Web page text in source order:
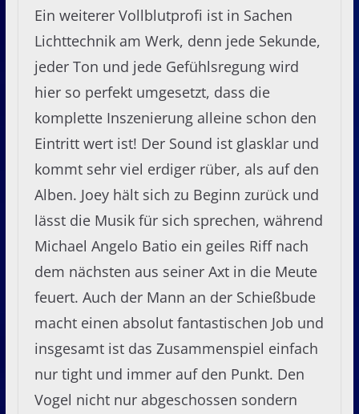
Ein weiterer Vollblutprofi ist in Sachen
Lichttechnik am Werk, denn jede Sekunde,
jeder Ton und jede Gefühlsregung wird
hier so perfekt umgesetzt, dass die
komplette Inszenierung alleine schon den
Eintritt wert ist! Der Sound ist glasklar und
kommt sehr viel erdiger rüber, als auf den
Alben. Joey hält sich zu Beginn zurück und
lässt die Musik für sich sprechen, während
Michael Angelo Batio ein geiles Riff nach
dem nächsten aus seiner Axt in die Meute
feuert. Auch der Mann an der Schießbude
macht einen absolut fantastischen Job und
insgesamt ist das Zusammenspiel einfach
nur tight und immer auf den Punkt. Den
Vogel nicht nur abgeschossen sondern